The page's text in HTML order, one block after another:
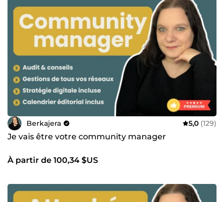
Berkajera 5,0 (129)
Je vais être votre community manager
À partir de 100,34 $US